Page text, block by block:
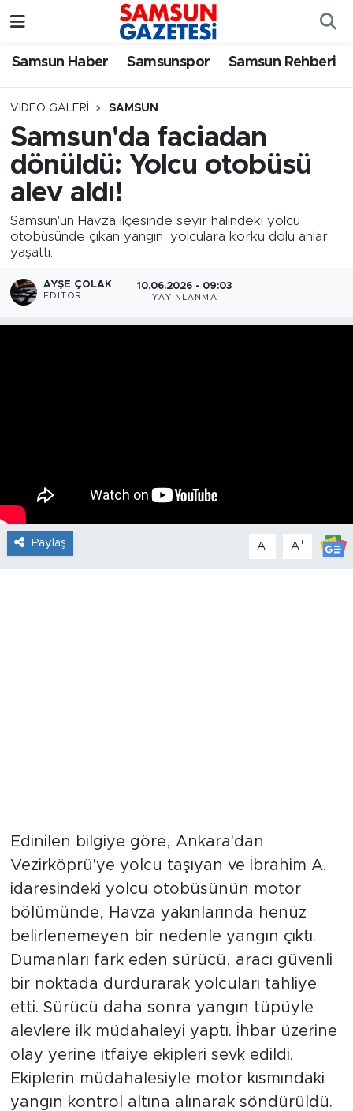
Samsun Haber Samsunspor Samsun Rehberi
VIDEO GALERI SAMSUN
Samsun'da faciadan
dönüldü: Yolcu otobüsü
alev aldı!
Samsun'un Havza ilçesinde seyir halindeki yolcu
otobüsünde çıkan yangın, yolculara korku dolu anlar
yaşattı.
AYŞE ÇOLAK
EDITÖR
10.06.2026 - 09:03
YAYINLANMA
Paylaş A- A+
Edinilen bilgiye göre, Ankara'dan
Vezirköprü'ye yolcu taşıyan ve İbrahim A.
idaresindeki yolcu otobüsünün motor
bölümünde, Havza yakınlarında henüz
belirlenemeyen bir nedenle yangın çıktı.
Dumanları fark eden sürücü, aracı güvenli
bir noktada durdurarak yolcuları tahliye
etti. Sürücü daha sonra yangın tüpüyle
alevlere ilk müdahaleyi yaptı. İhbar üzerine
olay yerine itfaiye ekipleri sevk edildi.
Ekiplerin müdahalesiyle motor kısmındaki
yangın kontrol altına alınarak söndürüldü.
Samsun Haber
Samsunspor
Samsun Rehberi
Resmi İlanlar
Samsun Nöbetçi Eczaneler
Samsun Hava Durumu
SAMSUN Namaz Vakitleri
Samsun Trafik Yoğunluk Haritası
Süper Lig Puan Durumu ve Fikstür
Tüm Manşetler
Son Dakika Haberleri